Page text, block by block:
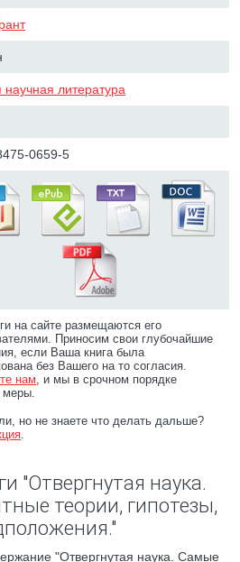
научная литература
0659-5
на сайте размещаются его
Приносим свои глубочайшие
если Ваша книга была
без Вашего на то согласия.
нам, и мы в срочном порядке
меры.
но не знаете что делать дальше?
.
"Отвергнутая наука.
теории, гипотезы,
"Отвергнутая наука. Самые